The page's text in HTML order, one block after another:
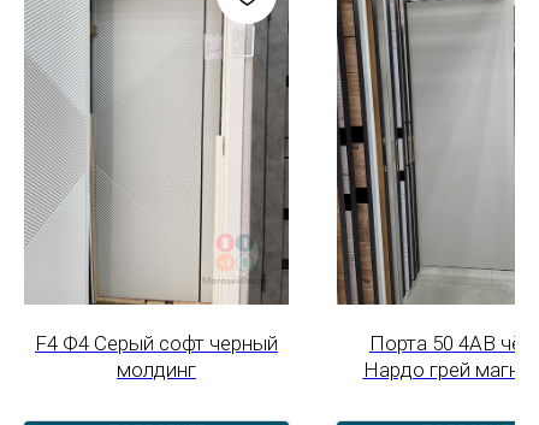
F4 Ф4 Серый софт черный
молдинг
Порта 50 4AB
Нардо грей